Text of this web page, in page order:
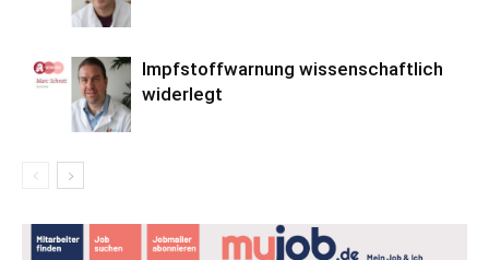
Impfstoffwarnung wissenschaftlich
widerlegt